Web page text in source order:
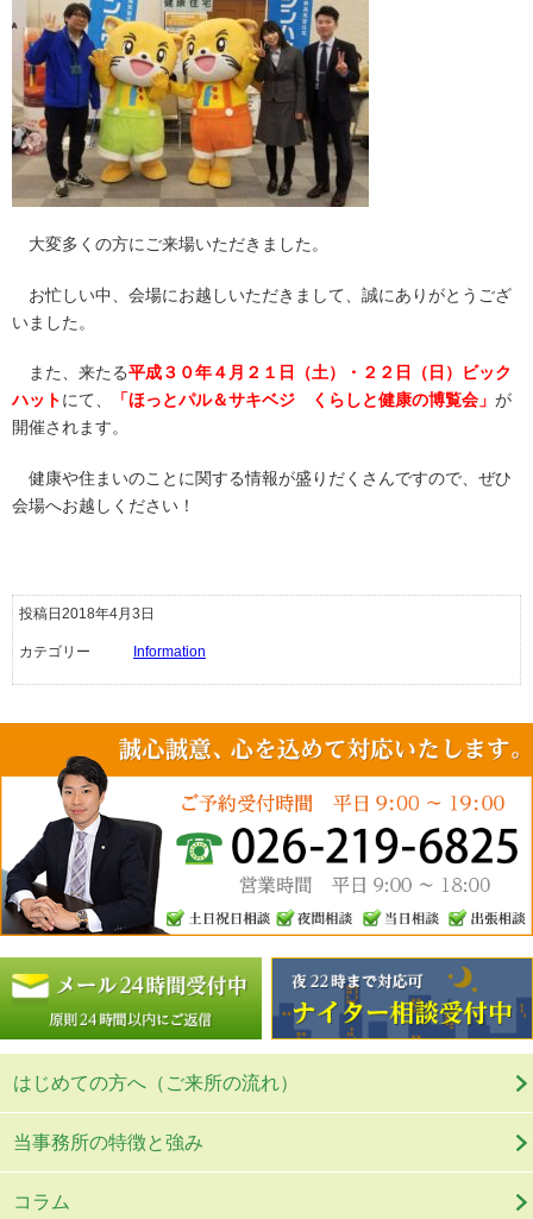
大変多くの方にご来場いただきました。
お忙しい中、会場にお越しいただきまして、誠にありがとうござ
いました。
また、来たる平成３０年４月２１日（土）・２２日（日）ビック
ハットにて、 「ほっとパル＆サキベジ くらしと健康の博覧会」 が
開催されます。
健康や住まいのことに関する情報が盛りだくさんですので、ぜひ
会場へお越しください！
投稿日2018年4月3日
カテゴリー Information
はじめての方へ（ご来所の流れ）
当事務所の特徴と強み
コラム